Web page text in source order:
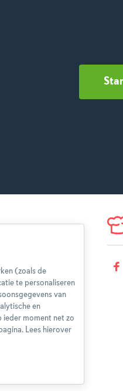
herroepen
(zoals de
te personaliseren
van
en
ieder moment net zo
Lees hierover